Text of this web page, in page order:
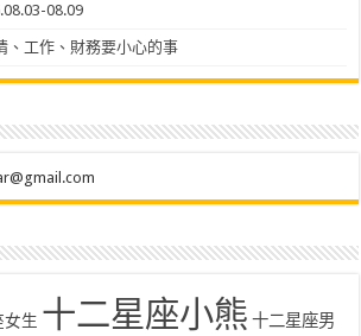
08.09
、工作、財務要小心的事
女生 十二星座小熊 十二星座男